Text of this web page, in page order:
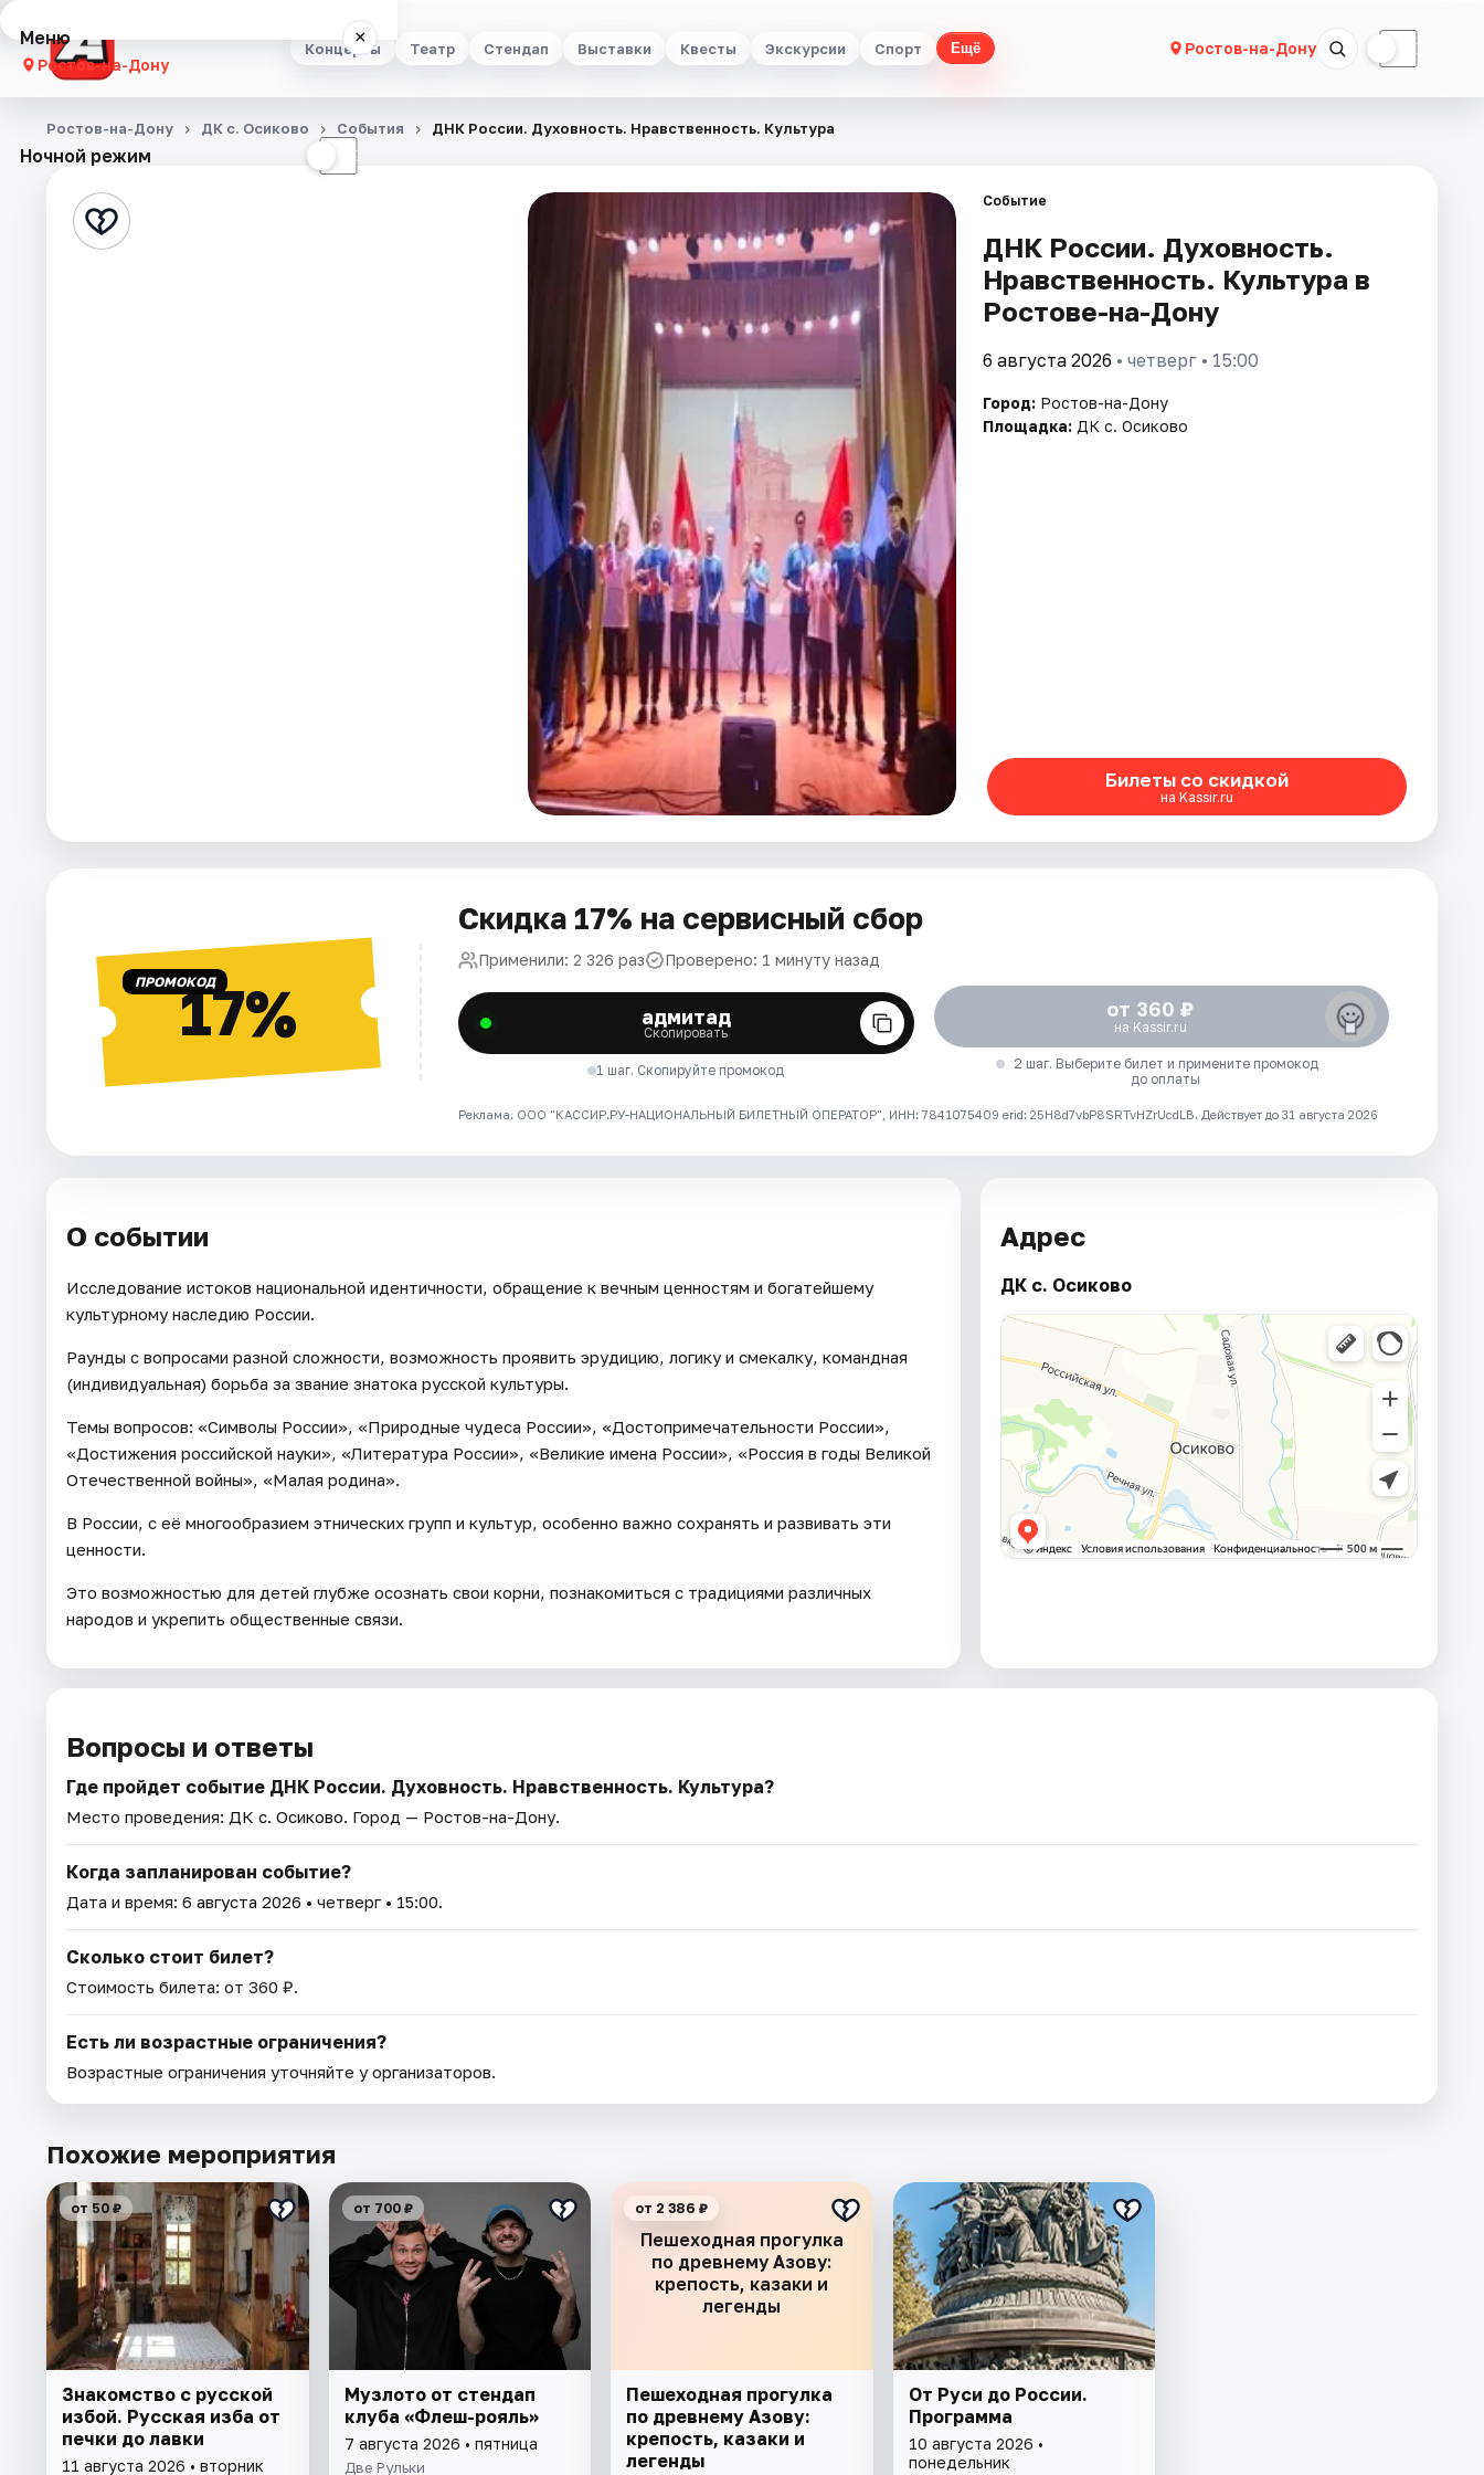
Концерты Театр Стендап Выставки Квесты Экскурсии Спорт Ещё Ростов-на-Дону ☾
Меню ×
Ростов-на-Дону
Концерты
Стендап
Ночной режим ☾
Ростов-на-Дону ДК с. Осиково События ДНК России. Духовность. Нравственность. Культура
Событие
ДНК России. Духовность.
Нравственность. Культура в
Ростове-на-Дону
6 августа 2026 • четверг • 15:00
Город: Ростов-на-Дону
Площадка: ДК с. Осиково
Билеты со скидкой
на Kassir.ru
ПРОМОКОД17%
Скидка 17% на сервисный сбор
Применили: 2 326 раз Проверено: 1 минуту назад
адмитад
Скопировать
1 шаг. Скопируйте промокод
от 360 ₽
на Kassir.ru
2 шаг. Выберите билет и примените промокод
до оплаты
Реклама. ООО "КАССИР.РУ-НАЦИОНАЛЬНЫЙ БИЛЕТНЫЙ ОПЕРАТОР", ИНН: 7841075409 erid: 25H8d7vbP8SRTvHZrUcdLB. Действует до 31 августа 2026
О событии
Исследование истоков национальной идентичности, обращение к вечным ценностям и богатейшему
культурному наследию России.
Раунды с вопросами разной сложности, возможность проявить эрудицию, логику и смекалку, командная
(индивидуальная) борьба за звание знатока русской культуры.
Темы вопросов: «Символы России», «Природные чудеса России», «Достопримечательности России»,
«Достижения российской науки», «Литература России», «Великие имена России», «Россия в годы Великой
Отечественной войны», «Малая родина».
В России, с её многообразием этнических групп и культур, особенно важно сохранять и развивать эти
ценности.
Это возможностью для детей глубже осознать свои корни, познакомиться с традициями различных
народов и укрепить общественные связи.
Адрес
ДК с. Осиково
Вопросы и ответы
Где пройдет событие ДНК России. Духовность. Нравственность. Культура?
Место проведения: ДК с. Осиково. Город — Ростов-на-Дону.
Когда запланирован событие?
Дата и время: 6 августа 2026 • четверг • 15:00.
Сколько стоит билет?
Стоимость билета: от 360 ₽.
Есть ли возрастные ограничения?
Возрастные ограничения уточняйте у организаторов.
Похожие мероприятия
от 50 ₽
Знакомство с русской
избой. Русская изба от
печки до лавки
11 августа 2026 • вторник
от 700 ₽
Музлото от стендап
клуба «Флеш-рояль»
7 августа 2026 • пятница
Две Рульки
Пешеходная прогулка
по древнему Азову:
крепость, казаки и
легенды
от 2 386 ₽
Пешеходная прогулка
по древнему Азову:
крепость, казаки и
легенды
От Руси до России.
Программа
10 августа 2026 •
понедельник